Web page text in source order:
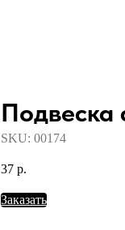
Подвеска
SKU: 00174
37 р.
Заказать